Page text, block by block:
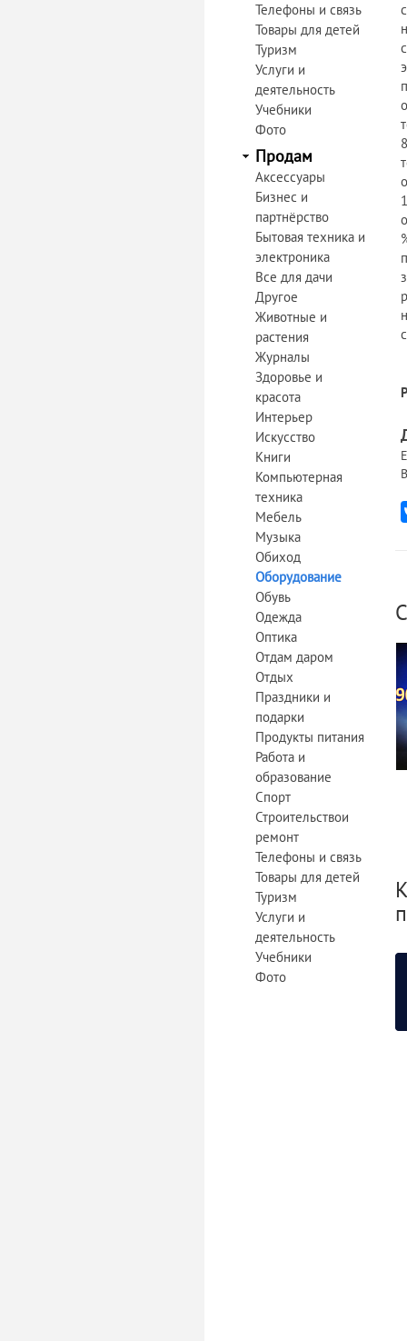
Телефоны и связь
Товары для детей
Туризм
Услуги и
деятельность
Учебники
Фото
Продам
Аксессуары
Бизнес и
партнёрство
Бытовая техника и
электроника
Все для дачи
Другое
Животные и
растения
Журналы
Здоровье и
красота
Интерьер
Искусство
Книги
Компьютерная
техника
Мебель
Музыка
Обиход
Оборудование
Обувь
Одежда
Оптика
Отдам даром
Отдых
Праздники и
подарки
Продукты питания
Работа и
образование
Спорт
Строительствои
ремонт
Телефоны и связь
Товары для детей
Туризм
Услуги и
деятельность
Учебники
Фото